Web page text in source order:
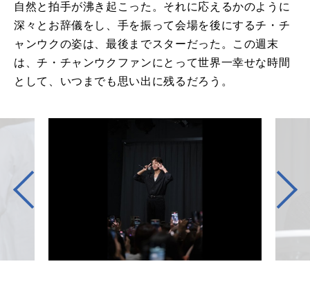
自然と拍手が沸き起こった。それに応えるかのように
深々とお辞儀をし、手を振って会場を後にするチ・チ
ャンウクの姿は、最後までスターだった。この週末
は、チ・チャンウクファンにとって世界一幸せな時間
として、いつまでも思い出に残るだろう。